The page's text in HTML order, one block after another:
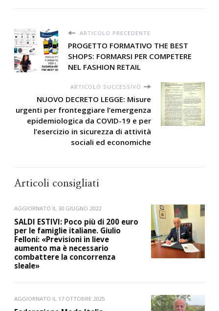
ARTICOLO PRECEDENTE
PROGETTO FORMATIVO THE BEST
SHOPS: FORMARSI PER COMPETERE
NEL FASHION RETAIL
ARTICOLO SUCCESSIVO
NUOVO DECRETO LEGGE: Misure
urgenti per fronteggiare l’emergenza
epidemiologica da COVID-19 e per
l’esercizio in sicurezza di attività
sociali ed economiche
Articoli consigliati
AGGIORNATO IL 30 GIUGNO 2022
SALDI ESTIVI: Poco più di 200 euro
per le famiglie italiane. Giulio
Felloni: «Previsioni in lieve
aumento ma è necessario
combattere la concorrenza
sleale»
AGGIORNATO IL 17 OTTOBRE 2025